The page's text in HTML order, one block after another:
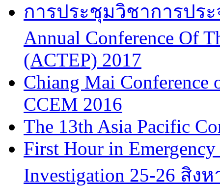
การประชุมวิชาการปร
Annual Conference Of
(ACTEP) 2017
Chiang Mai Conference
CCEM 2016
The 13th Asia Pacific
First Hour in
Investigation 25-26 สิง